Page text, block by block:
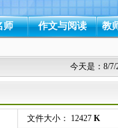
师 作文与阅读 教
今天是：8/7/
文件大小： 12427 K